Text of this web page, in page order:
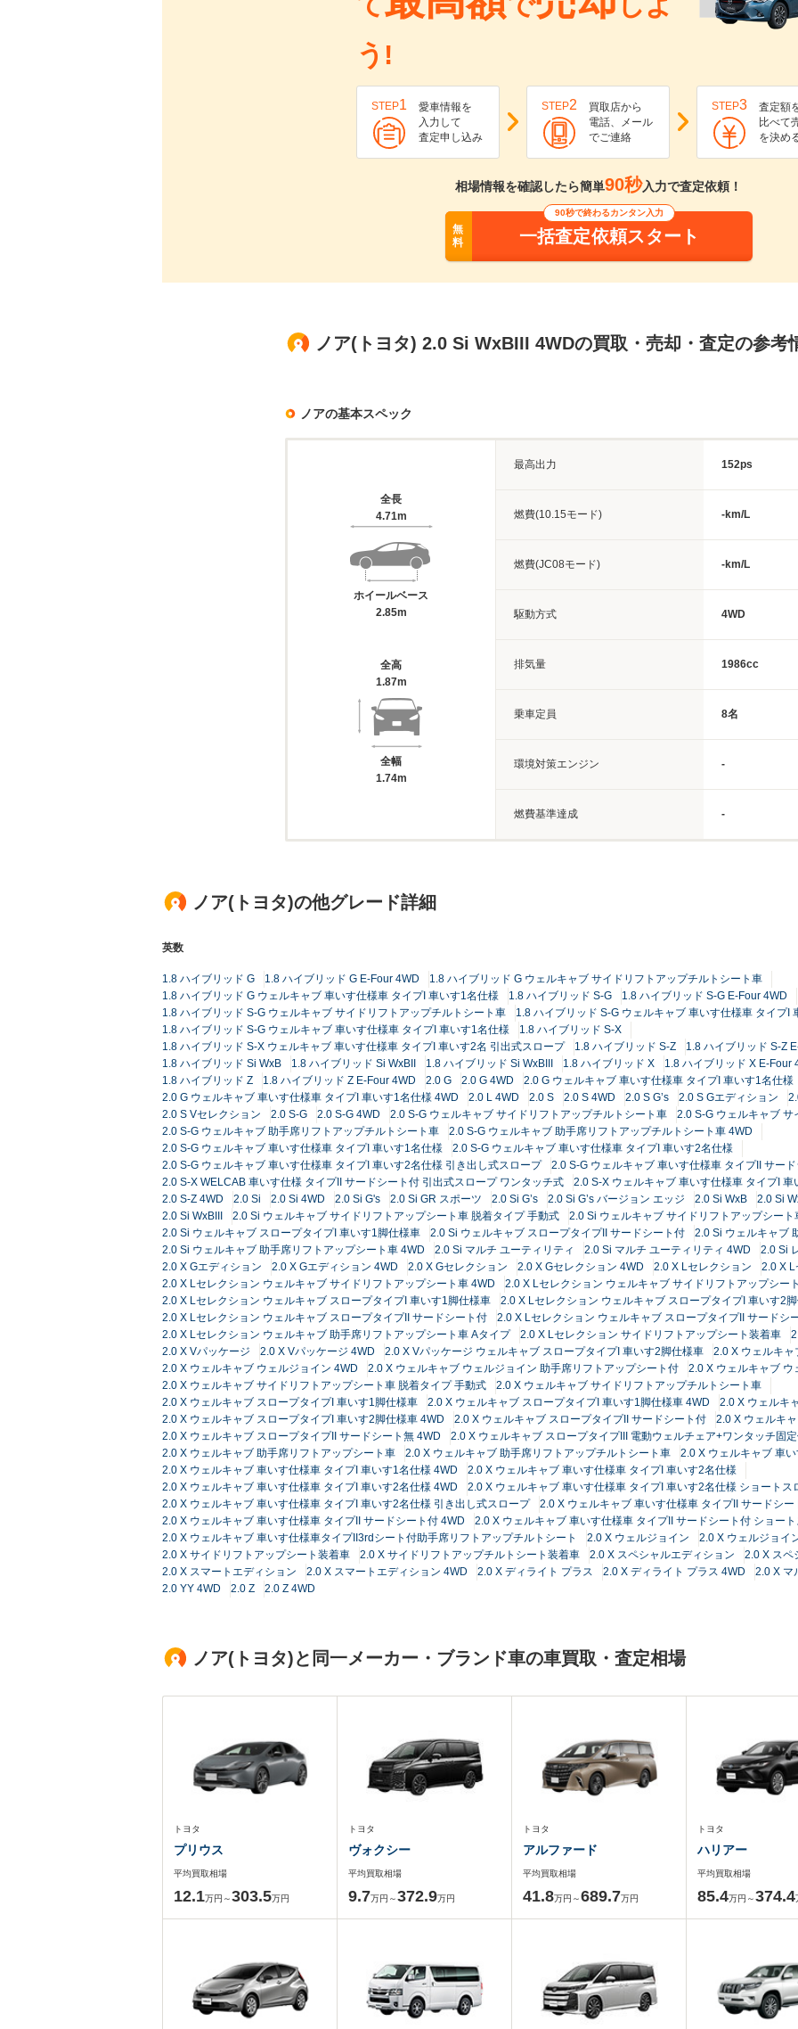
う!
STEP1
愛車情報を
入力して
査定申し込み
STEP2
買取店から
電話、メール
でご連絡
STEP3
査定額
比べて
を決め
相場情報を確認したら簡単90秒入力で査定依頼！
無
料
90秒で終わるカンタン入力
一括査定依頼スタート
ノア(トヨタ) 2.0 Si WxBIII 4WDの買取・売却・査定の参考
ノアの基本スペック
全長
4.71m
ホイールベース
2.85m
全高
1.87m
全幅
1.74m
最高出力 152ps
燃費(10.15モード) -km/L
燃費(JC08モード) -km/L
駆動方式 4WD
排気量 1986cc
乗車定員 8名
環境対策エンジン -
燃費基準達成 -
ノア(トヨタ)の他グレード詳細
英数
1.8 ハイブリッド G 1.8 ハイブリッド G E-Four 4WD
1.8 ハイブリッド G ウェルキャブ サイドリフトアップチルトシート車
1.8 ハイブリッド G ウェルキャブ 車いす仕様車 タイプI 車いす1名仕様
1.8 ハイブリッド S-G
1.8 ハイブリッド S-G E-Four 4WD
1.8 ハイブリッド S-G ウェルキャブ サイドリフトアップチルトシート車
1.8 ハイブリッド S-G ウェルキャブ 車いす仕様車 タイプI
1.8 ハイブリッド S-G ウェルキャブ 車いす仕様車 タイプI 車いす1名仕様
1.8 ハイブリッド S-X
1.8 ハイブリッド S-X ウェルキャブ 車いす仕様車 タイプI 車いす2名 引出式スロープ
1.8 ハイブリッド S-Z 1.8 ハイブリッド S-Z
1.8 ハイブリッド Si WxB
1.8 ハイブリッド Si WxBII 1.8 ハイブリッド Si WxBIII 1.8 ハイブリッド X 1.8 ハイブリッド X E-Four
1.8 ハイブリッド Z
1.8 ハイブリッド Z E-Four 4WD 2.0 G 2.0 G 4WD
2.0 G ウェルキャブ 車いす仕様車 タイプI 車いす1名仕様
2.0 G ウェルキャブ 車いす仕様車 タイプI 車いす1名仕様 4WD
2.0 L 4WD 2.0 S 2.0 S 4WD 2.0 S G’s 2.0 S Gエディション
2.0 S Vセレクション
2.0 S-G 2.0 S-G 4WD 2.0 S-G ウェルキャブ サイドリフトアップチルトシート車
2.0 S-G ウェルキャブ
2.0 S-G ウェルキャブ 助手席リフトアップチルトシート車
2.0 S-G ウェルキャブ 助手席リフトアップチルトシート車 4WD
2.0 S-G ウェルキャブ 車いす仕様車 タイプI 車いす1名仕様
2.0 S-G ウェルキャブ 車いす仕様車 タイプI 車いす2名仕様
2.0 S-G ウェルキャブ 車いす仕様車 タイプI 車いす2名仕様 引き出し式スロープ
2.0 S-G ウェルキャブ 車いす仕様車 タイプII サー
2.0 S-X WELCAB 車いす仕様 タイプII サードシート付 引出式スロープ ワンタッチ式
2.0 S-X ウェルキャブ 車いす仕様車 タイプI
2.0 S-Z 4WD
2.0 Si 2.0 Si 4WD 2.0 Si G's 2.0 Si GR スポーツ 2.0 Si G’s 2.0 Si G’s バージョン エッジ 2.0 Si WxB 2.0 Si
2.0 Si WxBIII
2.0 Si ウェルキャブ サイドリフトアップシート車 脱着タイプ 手動式
2.0 Si ウェルキャブ サイドリフトアップシー
2.0 Si ウェルキャブ スロープタイプI 車いす1脚仕様車
2.0 Si ウェルキャブ スロープタイプII サードシート付
2.0 Si ウェルキャブ
2.0 Si ウェルキャブ 助手席リフトアップシート車 4WD
2.0 Si マルチ ユーティリティ 2.0 Si マルチ ユーティリティ 4WD 2.0 Si
2.0 X Gエディション
2.0 X Gエディション 4WD 2.0 X Gセレクション 2.0 X Gセレクション 4WD 2.0 X Lセレクション
2.0 X L
2.0 X Lセレクション ウェルキャブ サイドリフトアップシート車 4WD
2.0 X Lセレクション ウェルキャブ サイドリフトアップシー
2.0 X Lセレクション ウェルキャブ スロープタイプI 車いす1脚仕様車
2.0 X Lセレクション ウェルキャブ スロープタイプI 車いす2
2.0 X Lセレクション ウェルキャブ スロープタイプII サードシート付
2.0 X Lセレクション ウェルキャブ スロープタイプII サードシ
2.0 X Lセレクション ウェルキャブ 助手席リフトアップシート車 Aタイプ
2.0 X Lセレクション サイドリフトアップシート装着車
2.0 X Vパッケージ
2.0 X Vパッケージ 4WD 2.0 X Vパッケージ ウェルキャブ スロープタイプI 車いす2脚仕様車
2.0 X ウェルキャ
2.0 X ウェルキャブ ウェルジョイン 4WD
2.0 X ウェルキャブ ウェルジョイン 助手席リフトアップシート付
2.0 X ウェルキャブ ウ
2.0 X ウェルキャブ サイドリフトアップシート車 脱着タイプ 手動式
2.0 X ウェルキャブ サイドリフトアップチルトシート車
2.0 X ウェルキャブ スロープタイプI 車いす1脚仕様車
2.0 X ウェルキャブ スロープタイプI 車いす1脚仕様車 4WD
2.0 X ウェルキ
2.0 X ウェルキャブ スロープタイプI 車いす2脚仕様車 4WD
2.0 X ウェルキャブ スロープタイプII サードシート付
2.0 X ウェルキ
2.0 X ウェルキャブ スロープタイプII サードシート無 4WD
2.0 X ウェルキャブ スロープタイプIII 電動ウェルチェア+ワンタッチ固
2.0 X ウェルキャブ 助手席リフトアップシート車
2.0 X ウェルキャブ 助手席リフトアップチルトシート車
2.0 X ウェルキャブ 車
2.0 X ウェルキャブ 車いす仕様車 タイプI 車いす1名仕様 4WD
2.0 X ウェルキャブ 車いす仕様車 タイプI 車いす2名仕様
2.0 X ウェルキャブ 車いす仕様車 タイプI 車いす2名仕様 4WD
2.0 X ウェルキャブ 車いす仕様車 タイプI 車いす2名仕様 ショートス
2.0 X ウェルキャブ 車いす仕様車 タイプI 車いす2名仕様 引き出し式スロープ
2.0 X ウェルキャブ 車いす仕様車 タイプII サードシー
2.0 X ウェルキャブ 車いす仕様車 タイプII サードシート付 4WD
2.0 X ウェルキャブ 車いす仕様車 タイプII サードシート付 ショー
2.0 X ウェルキャブ 車いす仕様車タイプII3rdシート付助手席リフトアップチルトシート
2.0 X ウェルジョイン
2.0 X ウェルジョイ
2.0 X サイドリフトアップシート装着車
2.0 X サイドリフトアップチルトシート装着車 2.0 X スペシャルエディション
2.0 X スペ
2.0 X スマートエディション
2.0 X スマートエディション 4WD 2.0 X ディライト プラス 2.0 X ディライト プラス 4WD 2.0 X マ
2.0 YY 4WD
2.0 Z 2.0 Z 4WD
ノア(トヨタ)と同一メーカー・ブランド車の車買取・査定相場
トヨタ
プリウス
平均買取相場
12.1万円～303.5万円
トヨタ
ヴォクシー
平均買取相場
9.7万円～372.9万円
トヨタ
アルファード
平均買取相場
41.8万円～689.7万円
トヨタ
ハリアー
平均買取相場
85.4万円～374.4